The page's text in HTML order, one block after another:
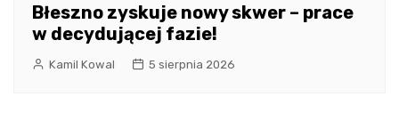
Błeszno zyskuje nowy skwer – prace
w decydującej fazie!
Kamil Kowal 5 sierpnia 2026